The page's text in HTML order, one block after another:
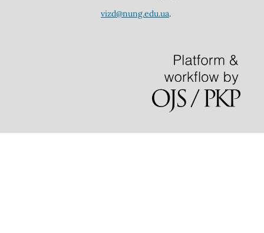
vizd@nung.edu.ua.